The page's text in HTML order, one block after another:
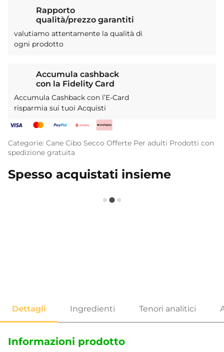
Rapporto
qualità/prezzo garantiti
valutiamo attentamente la qualità di
ogni prodotto
Accumula cashback
con la Fidelity Card
Accumula Cashback con l’E-Card
risparmia sui tuoi Acquisti
Categorie: Cane Cibo Secco Offerte Per adulti Prodotti con
spedizione gratuita
Spesso acquistati insieme
Informazioni prodotto